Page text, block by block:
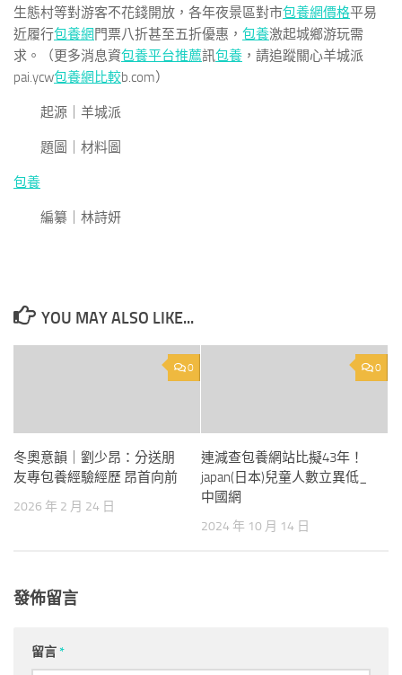
生態村等對游客不花錢開放，各年夜景區對市包養網價格平易
近履行包養網 門票八折甚至五折優惠， 包養激起城鄉游玩需
求。（更多消息資包養平台推薦訊包養 ，請追蹤關心羊城派
pai.ycw包養網比較b.com）
起源｜羊城派
題圖｜材料圖
包養
編纂｜林詩妍
YOU MAY ALSO LIKE...
0
冬奧意韻｜劉少昂：分送朋
友專包養經驗經歷 昂首向前
2026 年 2 月 24 日
0
連減查包養網站比擬43年！
japan(日本)兒童人數立異低_
中國網
2024 年 10 月 14 日
發佈留言
留言*